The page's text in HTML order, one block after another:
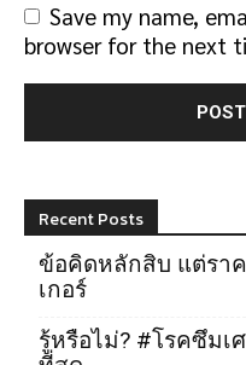
Save my name,
browser for the next
Recent Posts
ข้อคิดหลักสิบ แต่รา
เกอร์
รู้หรือไม่? #โรคซึมเ